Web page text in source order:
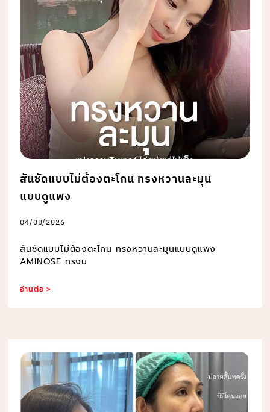
สันชัดแบบไม่ต้องตะโกน ทรงหวานละมุน
แบบดูแพง
04/08/2026
สันชัดแบบไม่ต้องตะโกน ทรงหวานละมุนแบบดูแพง
AMINOSE ทรงน
อ่านต่อ >